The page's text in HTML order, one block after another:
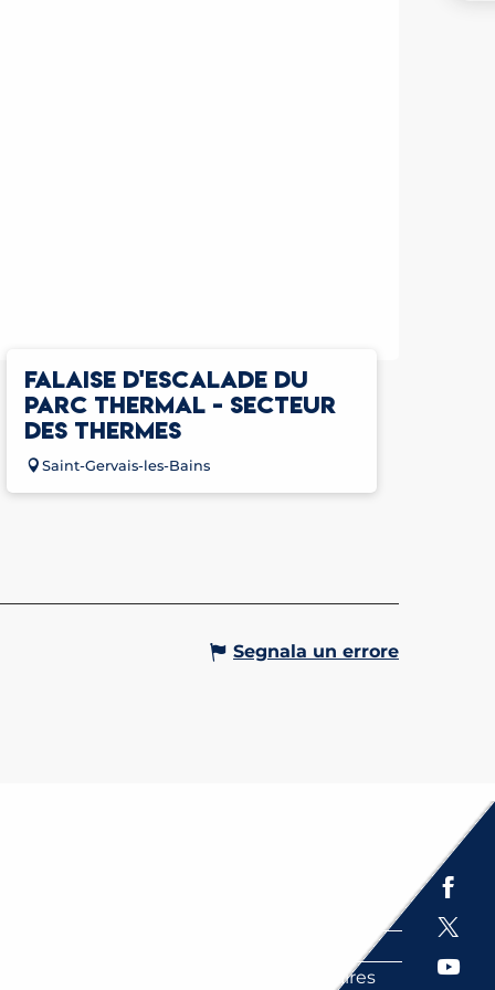
FALAISE D'ESCALADE DU
PARC THERMAL - SECTEUR
DES THERMES
Saint-Gervais-les-Bains
Segnala un errore
Partenaires